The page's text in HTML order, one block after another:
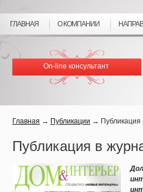
ГЛАВНАЯ О КОМПАНИИ
On-line консультант
Главная → Публикации →
Публикация в